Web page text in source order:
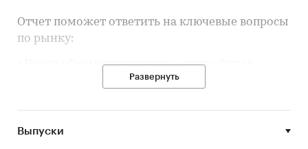
Отчет поможет ответить на ключевые вопросы
по рынку:
• Каков объем розничного рынка обуви в
Ростовской области, много это или мало по
за счет реального спроса или за счет
Развернуть
Выпуски